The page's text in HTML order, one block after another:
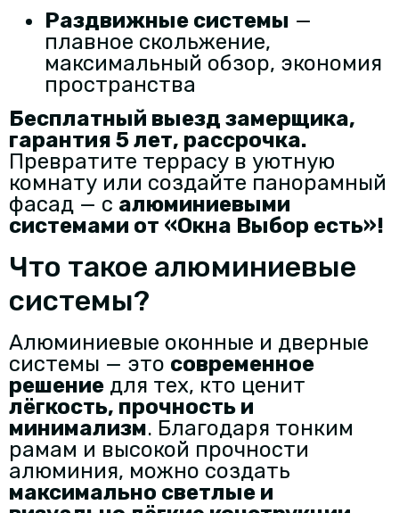
Раздвижные системы —
плавное скольжение,
максимальный обзор, экономия
пространства
Бесплатный выезд замерщика,
гарантия 5 лет, рассрочка.
Превратите террасу в уютную
комнату или создайте панорамный
фасад — с алюминиевыми
системами от «Окна Выбор есть»!
Что такое алюминиевые
системы?
Алюминиевые оконные и дверные
системы — это современное
решение для тех, кто ценит
лёгкость, прочность и
минимализм. Благодаря тонким
рамам и высокой прочности
алюминия, можно создать
максимально светлые и